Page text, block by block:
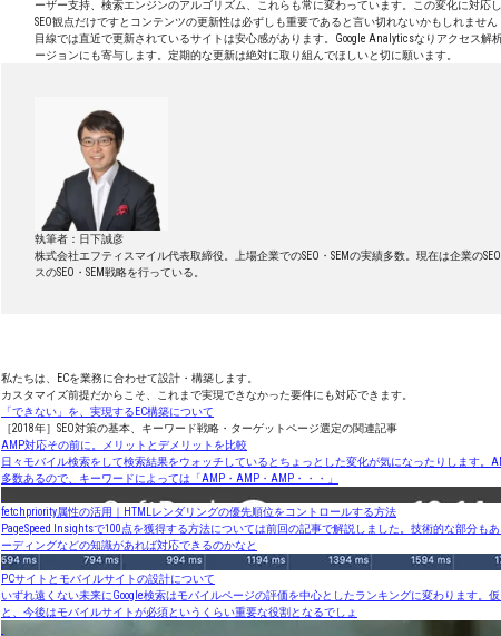
ーザー支持、検索エンジンのアルゴリズム、これらも常に変わっています。この変化に対応
SEO観点だけですとコンテンツの更新性は必ずしも重要であると言い切れないかもしれませ
目線では直近で更新されているサイトは安心感があります。Google Analyticsなりアクセス
ージョンにも寄与します。定期的な更新は絶対に取り組んでほしいと切に願います。
執筆者：日下誠彦
株式会社エフティスマイル代表取締役。上場企業でのSEO・SEMの実績多数。現在は企業の
スのSEO・SEM戦略を行っている。
私たちは、ECを業務に合わせて設計・構築します。
カスタマイズ前提だからこそ、これまで実現できなかった要件にも対応できます。
「できない」を、実現するEC構築について
［2018年］SEO対策の基本、キーワード戦略・ターゲットページ選定の関連記事
AMP対応その前に。メリットとデメリットを比較
日々モバイル検索をして検索結果をウォッチしているとちょっとした変化が気になったりします。
多数あるので、キーワードによっては「AMP・AMP・AMP・・・」
fetchpriority属性の活用｜HTMLレンダリングの優先順位をコントロールする方法
PageSpeed Insightsで100点を獲得する方法については前回の記事で解説しました。技術的な部分
ーディングなどの知識があれば対応できるのかなと
PCサイトとモバイルサイトの設計について
いずれ遠くない未来にGoogle検索はモバイルページの評価を中心としたランキングに変わります。
と、今後はモバイルサイトが必須というくらい重要な役割となるでしょ